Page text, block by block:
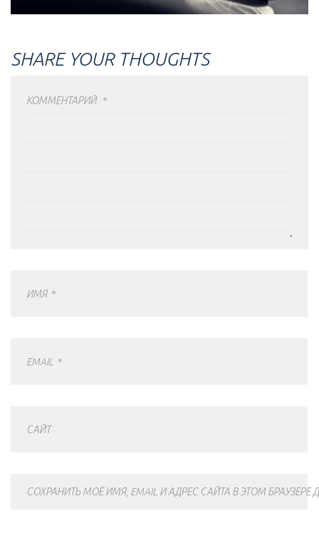
SHARE YOUR THOUGHTS
КОММЕНТАРИЙ *
ИМЯ *
EMAIL *
САЙТ
СОХРАНИТЬ МОЁ ИМЯ, EMAIL И АДРЕС САЙТА В ЭТОМ